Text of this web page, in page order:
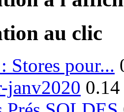
au clic
Stores pour...
janv2020